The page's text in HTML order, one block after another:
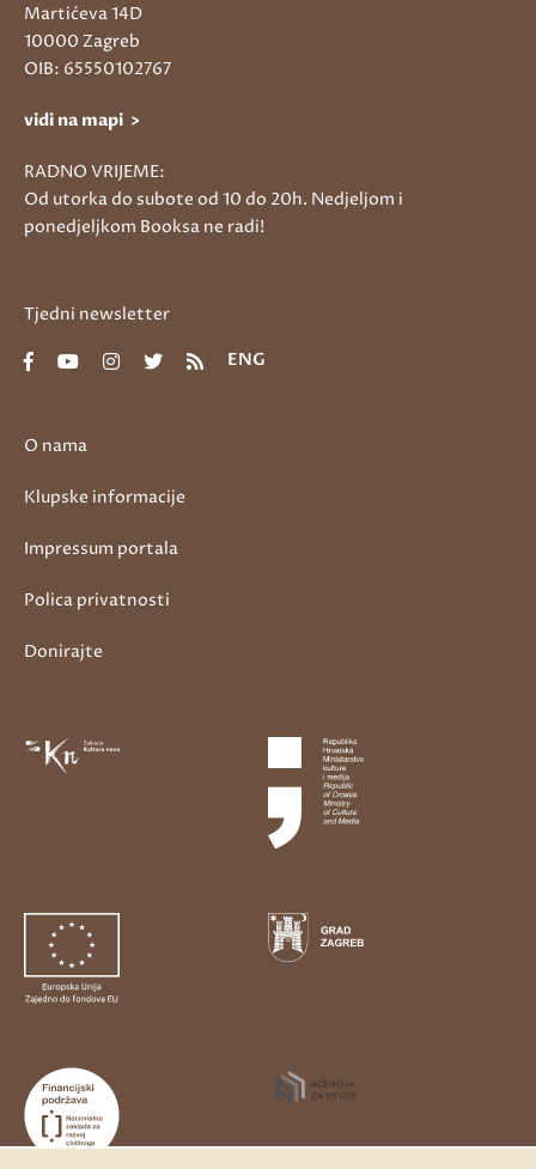
O nama
Klupske informacije
Impressum portala
Polica privatnosti
Donirajte
Martićeva 14D
10000 Zagreb
OIB: 65550102767
vidi na mapi >
RADNO VRIJEME:
Od utorka do subote od 10 do 20h. Nedjeljom i
ponedjeljkom Booksa ne radi!
Tjedni newsletter
ENG